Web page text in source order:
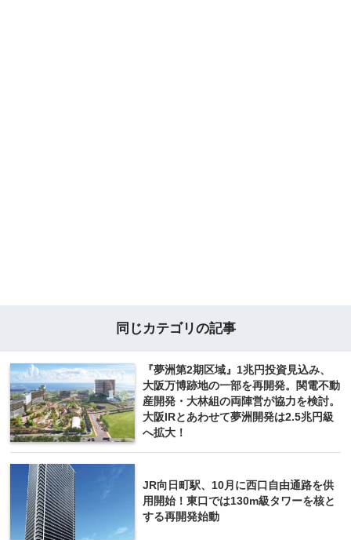
同じカテゴリの記事
『夢洲第2期区域』1兆円投資見込み、
大阪万博跡地の一部を再開発。関電不動
産開発・大林組の両陣営が協力を検討。
大阪IRとあわせて夢洲開発は2.5兆円級
へ拡大！
JR向日町駅、10月に西口自由通路を供
用開始！東口では130m級タワーを核と
する再開発始動